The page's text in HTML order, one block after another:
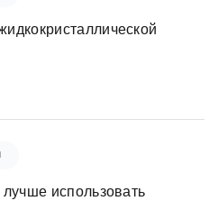
использовать